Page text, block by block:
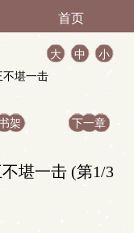
首页
大 中
小
不堪一击
架 下一章
堪一击 (第1/3